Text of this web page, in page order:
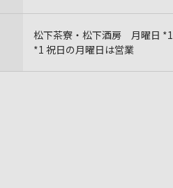
松下茶寮・松下酒房 月曜日 *1
*1 祝日の月曜日は営業